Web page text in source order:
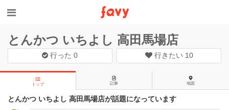
とんかつ いちよし 高田馬場店
行った0 行きたい 10
トップ 記事 地図
とんかつ いちよし 高田馬場店が話題になっています